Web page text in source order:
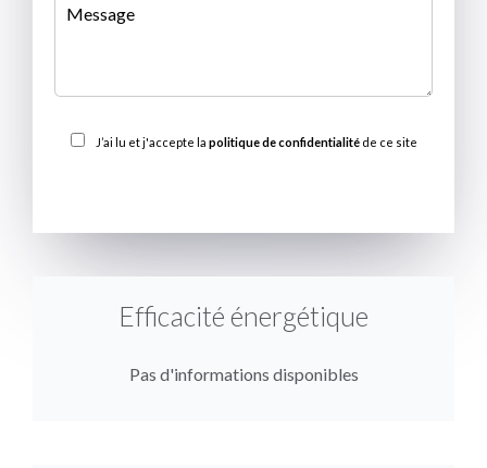
J’ai lu et j'accepte la politique de confidentialitéde ce site
Efficacité énergétique
Pas d'informations disponibles